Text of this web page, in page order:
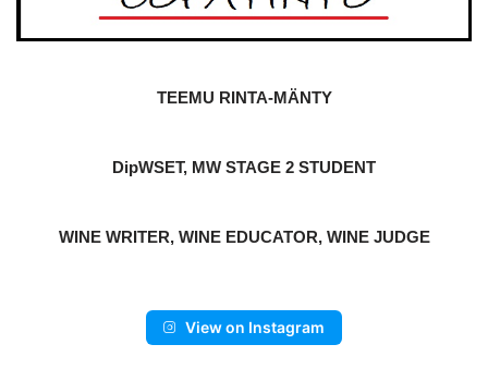
TEEMU RINTA-MÄNTY
DipWSET, MW STAGE 2 STUDENT
WINE WRITER, WINE EDUCATOR, WINE JUDGE
View on Instagram